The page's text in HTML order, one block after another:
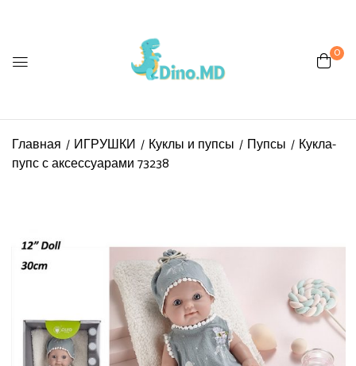
0
Главная ИГРУШКИ Куклы и пупсы Пупсы
Кукла-
пупс с аксессуарами 73238
Be the first to review “Кукла-
Ваш адрес email не будет
опубликован.